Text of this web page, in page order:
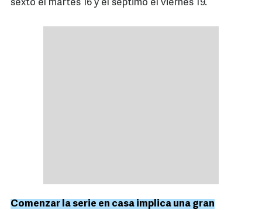
sexto el martes 16 y el séptimo el viernes 19.
Comenzar la serie en casa implica una gran